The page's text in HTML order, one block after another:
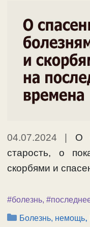
04.07.2024
О
старость, о
скорбями и
#болезнь,
Рубрики
Болезнь, немощь,